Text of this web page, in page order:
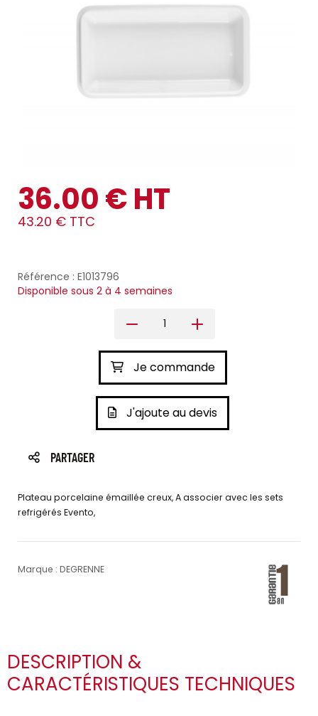
36.00 € HT
43.20 € TTC
Référence : E1013796
Disponible sous 2 à 4 semaines
Je commande
J'ajoute au devis
PARTAGER
Plateau porcelaine émaillée creux, A associer avec les sets
refrigérés Evento,
Marque : DEGRENNE
DESCRIPTION &
CARACTÉRISTIQUES TECHNIQUES